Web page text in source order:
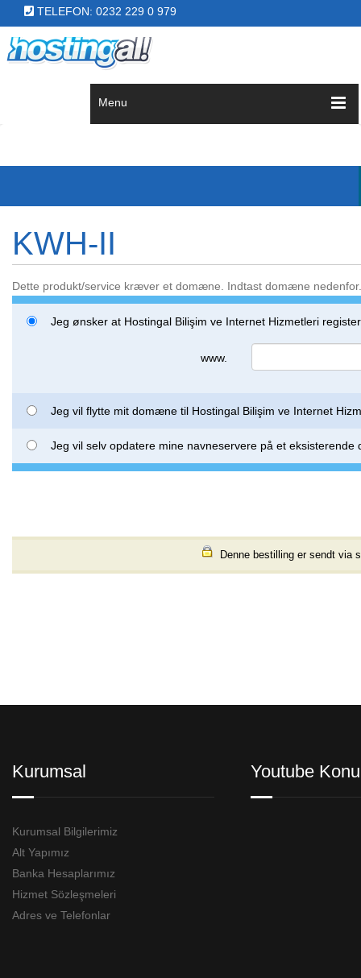
TELEFON: 0232 229 0 979
Menu
KWH-II
Dette produkt/service kræver et domæne. Indtast domæne nedenfor.
Jeg ønsker at Hostingal Bilişim ve Internet Hizmetleri
www.
Jeg vil flytte mit domæne til Hostingal Bilişim ve Internet
Jeg vil selv opdatere mine navneservere på et eksisterende
Denne bestilling er sendt via
Kurumsal
Kurumsal Bilgilerimiz
Alt Yapımız
Banka Hesaplarımız
Hizmet Sözleşmeleri
Adres ve Telefonlar
Youtube